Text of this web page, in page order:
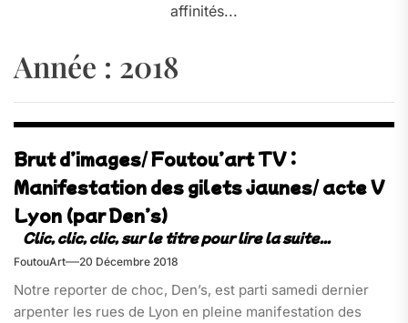
affinités...
Année : 2018
Brut d’images/ Foutou’art TV :
Manifestation des gilets jaunes/ acte V
Lyon (par Den’s)
FoutouArt 20 Décembre 2018
Notre reporter de choc, Den’s, est parti samedi dernier
arpenter les rues de Lyon en pleine manifestation des